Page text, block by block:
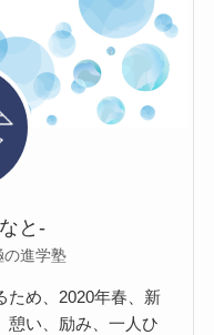
と-
の進学塾
ため、2020年春、新
憩い、励み、一人ひ